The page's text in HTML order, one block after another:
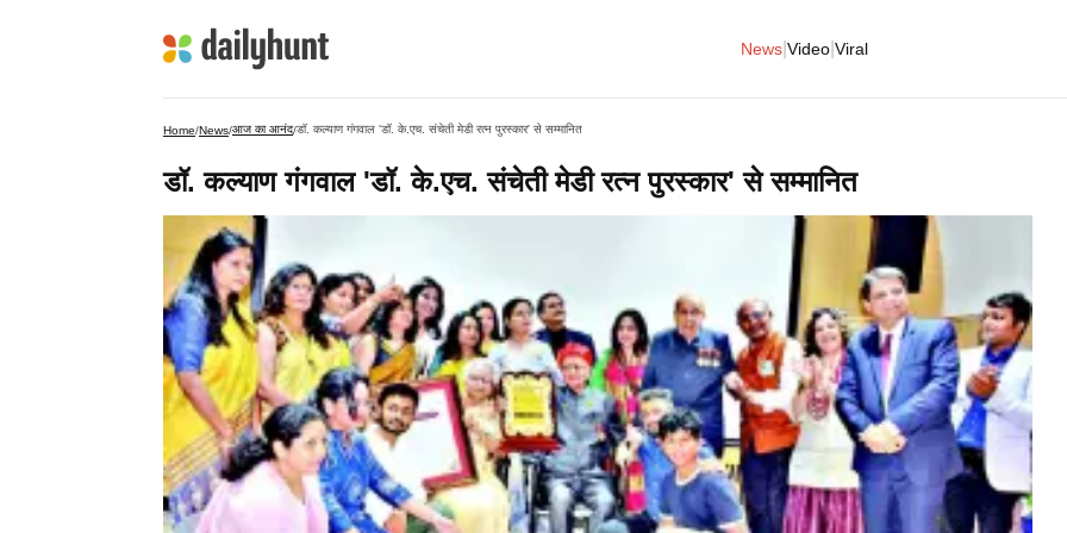
News Video Viral
Home/News/आज का आनंद/डॉ. कल्याण गंगवाल ‌'डॉ. के.एच. संचेती मेडी रत्न पुरस्कार‌' से सम्मानित
डॉ. कल्याण गंगवाल ‌'डॉ. के.एच. संचेती मेडी रत्न पुरस्कार‌' से सम्मानित